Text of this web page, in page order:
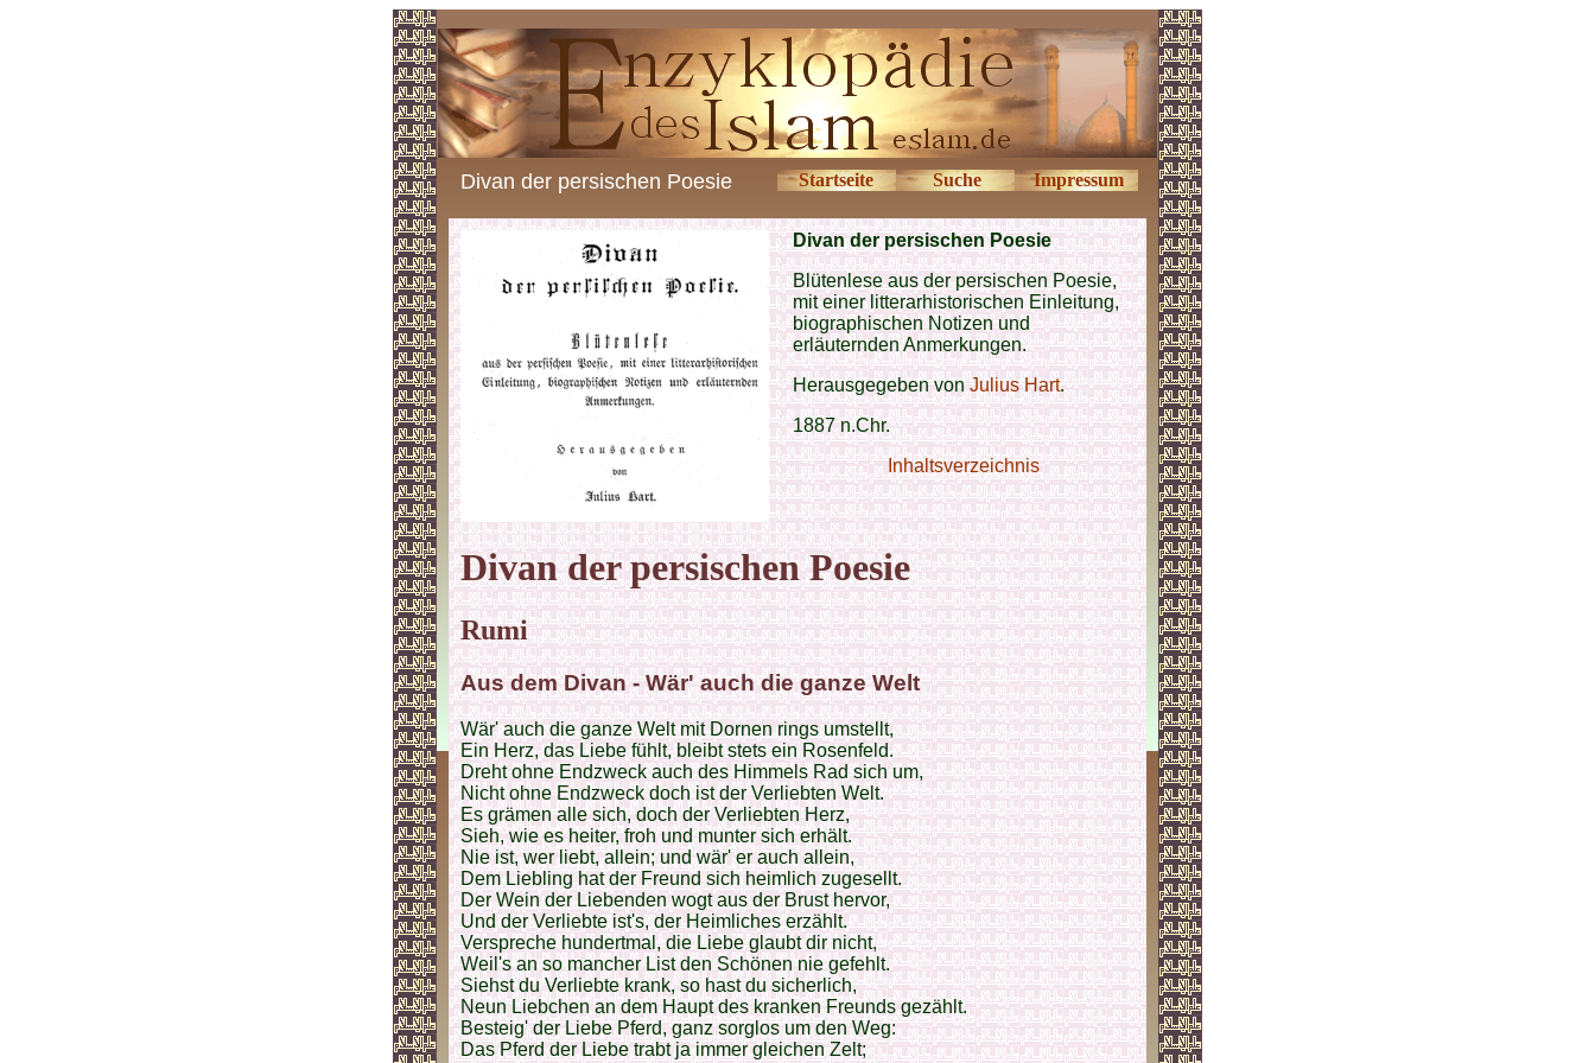
Divan der persischen Poesie Startseite Suche Impressum
Divan der persischen Poesie
Blütenlese aus der persischen Poesie,
mit einer litterarhistorischen Einleitung,
biographischen Notizen und
erläuternden Anmerkungen.
Herausgegeben vonJulius Hart.
1887 n.Chr.
Inhaltsverzeichnis
Divan der persischen Poesie
Rumi
Aus dem Divan - Wär' auch die ganze Welt
Wär' auch die ganze Welt mit Dornen rings umstellt,
Ein Herz, das Liebe fühlt, bleibt stets ein Rosenfeld.
Dreht ohne Endzweck auch des Himmels Rad sich um,
Nicht ohne Endzweck doch ist der Verliebten Welt.
Es grämen alle sich, doch der Verliebten Herz,
Sieh, wie es heiter, froh und munter sich erhält.
Nie ist, wer liebt, allein; und wär' er auch allein,
Dem Liebling hat der Freund sich heimlich zugesellt.
Der Wein der Liebenden wogt aus der Brust hervor,
Und der Verliebte ist's, der Heimliches erzählt.
Verspreche hundertmal, die Liebe glaubt dir nicht,
Weil's an so mancher List den Schönen nie gefehlt.
Siehst du Verliebte krank, so hast du sicherlich,
Neun Liebchen an dem Haupt des kranken Freunds gezählt.
Besteig' der Liebe Pferd, ganz sorglos um den Weg:
Das Pferd der Liebe trabt ja immer gleichen Zelt;